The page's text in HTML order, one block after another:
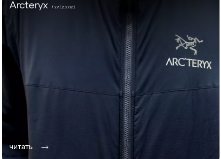
Arcteryx
/ 27.12.2021
читать